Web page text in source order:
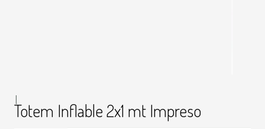
|
Totem Inflable 2x1 mt Impreso